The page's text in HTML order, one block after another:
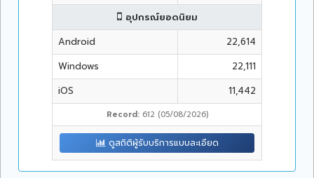
อุปกรณ์ยอดนิยม
Android
22,614
Windows
22,111
iOS
11,442
Record:612 (05/08/2026)
ดูสถิติผู้รับบริการแบบละเอียด